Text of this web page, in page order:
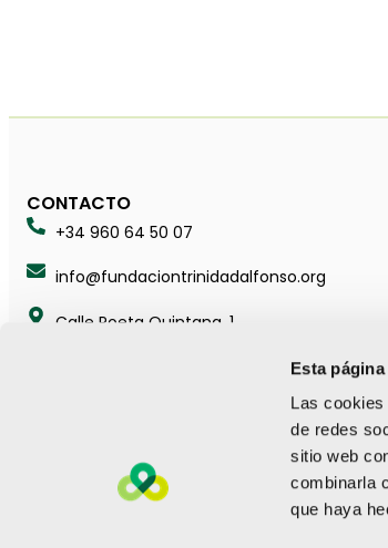
Esta
Las
de redes
sitio web
combinarla
que haya
CONTACTO
+34 960 64 50 07
info@fundaciontrinidadalfonso.org
Calle Poeta Quintana, 1